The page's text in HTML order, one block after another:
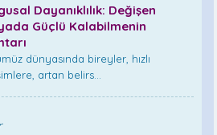
Dayanıklılık: Değişen
Güçlü Kalabilmenin
dünyasında bireyler, hızlı
artan belirs...